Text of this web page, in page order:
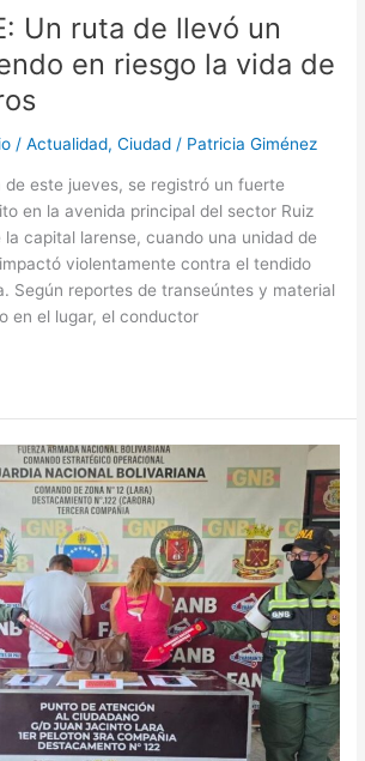
Un ruta de llevó un
en riesgo la vida de
/Actualidad,Ciudad / Patricia Giménez
de este jueves, se registró un fuerte
en la avenida principal del sector Ruiz
la capital larense, cuando una unidad de
violentamente contra el tendido
Según reportes de transeúntes y material
en el lugar, el conductor